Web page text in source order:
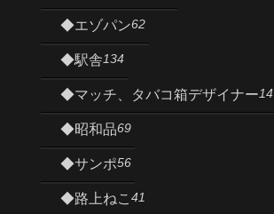
◆エゾパン62
◆駅舎134
◆マッチ、タバコ箱デザイナー14
◆昭和品69
◆サンポ56
◆路上ねこ 41